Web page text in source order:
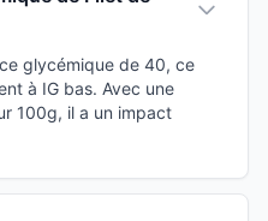
glycémique de 40, ce
à IG bas. Avec une
100g, il a un impact